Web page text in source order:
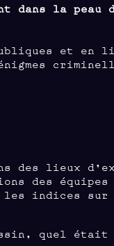
dans la peau
et en
des lieux
des
indices sur
quel était